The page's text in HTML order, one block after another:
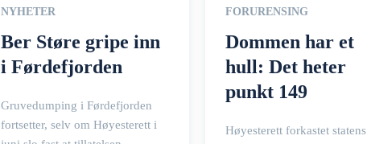
NYHETER
Ber Støre gripe inn
i Førdefjorden
Gruvedumping i Førdefjorden
fortsetter, selv om Høyesterett i
FORURENSING
Dommen har et
hull: Det heter
punkt 149
Høyesterett forkastet